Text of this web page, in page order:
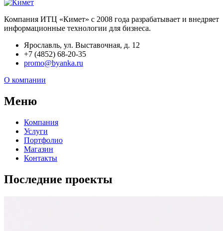
Компания ИТЦ «Кимет» с 2008 года разрабатывает и внедряет
информационные технологии для бизнеса.
Ярославль, ул. Выставочная, д. 12
+7 (4852) 68-20-35
promo@byanka.ru
О компании
Меню
Компания
Услуги
Портфолио
Магазин
Контакты
Последние проекты